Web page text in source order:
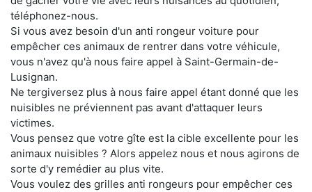
téléphonez-nous.
Si vous avez besoin d'un anti rongeur voiture pour
empêcher ces animaux de rentrer dans votre véhicule,
vous n'avez qu'à nous faire appel à Saint-Germain-de-
Lusignan.
Ne tergiversez plus à nous faire appel étant donné que les
nuisibles ne préviennent pas avant d'attaquer leurs
victimes.
Vous pensez que votre gîte est la cible excellente pour les
animaux nuisibles ? Alors appelez nous et nous agirons de
sorte d'y remédier au plus vite.
Vous voulez des grilles anti rongeurs pour empêcher ces